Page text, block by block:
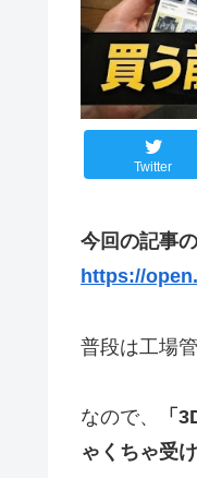
Twitter
今回の記事
https://
普段は工場
なので、
「
ゃくちゃ受